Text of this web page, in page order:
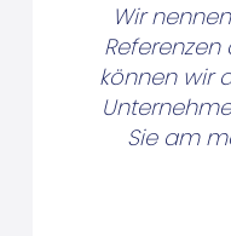
Wir
Referenzen
können wir
Sie am